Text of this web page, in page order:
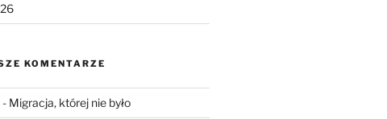
KOMENTARZE
- Migracja, której nie było